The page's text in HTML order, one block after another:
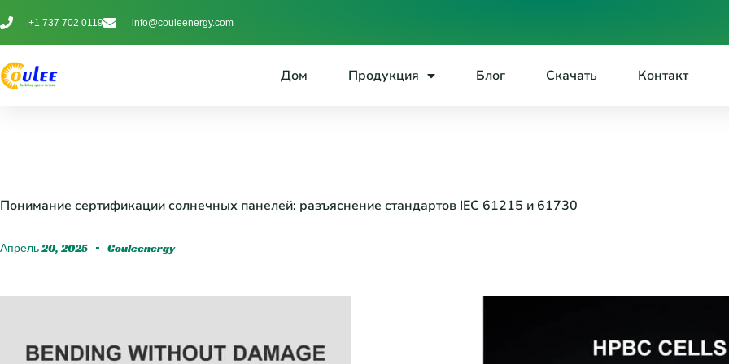
+1 737 702 0119 info@couleenergy.com
Дом Продукция Блог Скачать Контакт
Понимание сертификации солнечных панелей: разъяснение стандартов IEC 61215 и 61730
Апрель 20, 2025 Couleenergy